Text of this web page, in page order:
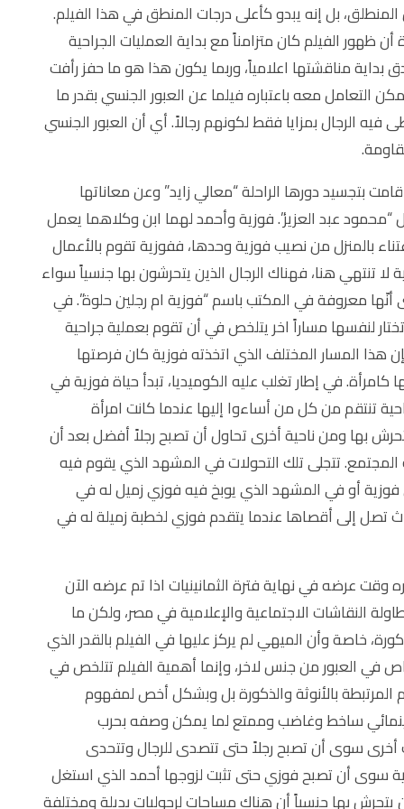
بل إنه يبدو كأعلى درجات المنطق في هذا الفيلم.
ظهور الفيلم كان متزامناً مع بداية العمليات الجراحية
مناقشتها اعلامياً، وربما يكون هذا هو ما حفز رأفت
التعامل معه باعتباره فيلما عن العبور الجنسي بقدر ما
الرجال بمزايا فقط لكونهم رجالاً. أي أن العبور الجنسي
بتجسيد دورها الراحلة “معالي زايد” وعن معاناتها
“محمود عبد العزيز”. فوزية وأحمد لهما ابن وكلاهما يعمل
بالمنزل من نصيب فوزية وحدها، ففوزية تقوم بالأعمال
لا تنتهي هنا، فهناك الرجال الذين يتحرشون بها جنسياً سواء
معروفة في المكتب باسم “فوزية ام رجلين حلوة”. في
لنفسها مساراً اخر يتلخص في أن تقوم بعملية جراحية
هذا المسار المختلف الذي اتخذته فوزية كان فرصتها
في إطار تغلب عليه الكوميديا، تبدأ حياة فوزية في
تنتقم من كل من أساءوا إليها عندما كانت امرأة
بها ومن ناحية أخرى تحاول أن تصبح رجلاً أفضل بعد أن
المجتمع. تتجلى تلك التحولات في المشهد الذي يقوم فيه
أو في المشهد الذي يوبخ فيه فوزي زميل له في
تصل إلى أقصاها عندما يتقدم فوزي لخطبة زميلة له في
وقت عرضه في نهاية فترة الثمانينيات اذا تم عرضه الآن
النقاشات الاجتماعية والإعلامية في مصر، ولكن ما
خاصة وأن الميهي لم يركز عليها في الفيلم بالقدر الذي
في العبور من جنس لاخر، وإنما أهمية الفيلم تتلخص في
بالأنوثة والذكورة بل وبشكل أخص لمفهوم
سينمائي ساخط وغاضب وممتع لما يمكن وصفه بحرب
أخرى سوى أن تصبح رجلاً حتى تتصدى للرجال وتتحدى
سوى أن تصبح فوزي حتى تثبت لزوجها أحمد الذي استغل
بها جنسياً أن هناك مساحات لرجوليات بديلة ومختلفة